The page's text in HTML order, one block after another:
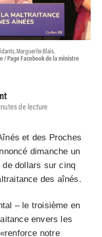
Marguerite Blais.
/ Page Facebook de la ministre
de lecture
et des Proches
dimanche un
dollars sur cinq
des aînés.
– le troisième en
envers les
notre